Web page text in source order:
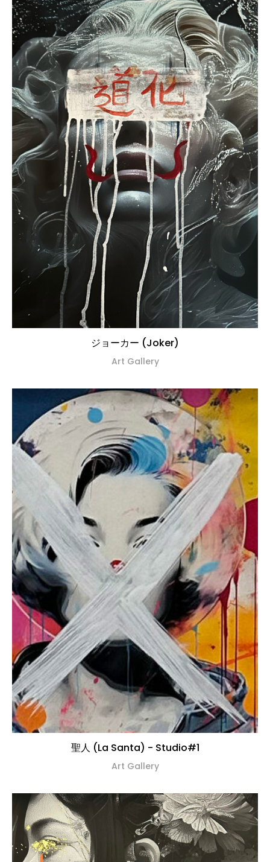
ジョーカー (Joker)
Art Gallery
聖人 (La Santa) - Studio#1
Art Gallery